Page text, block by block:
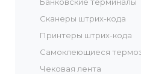
Сканеры штрих-кода
Принтеры штрих-кода
Самоклеющиеся
Чековая лента